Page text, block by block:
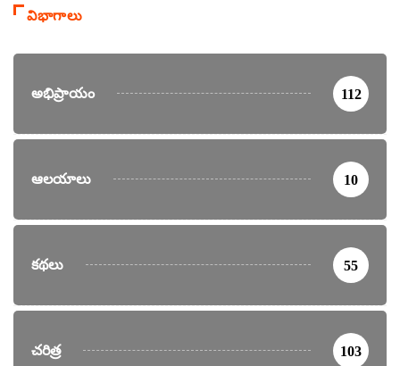
విభాగాలు
అభిప్రాయం 112
ఆలయాలు 10
కథలు 55
చరిత్ర 103